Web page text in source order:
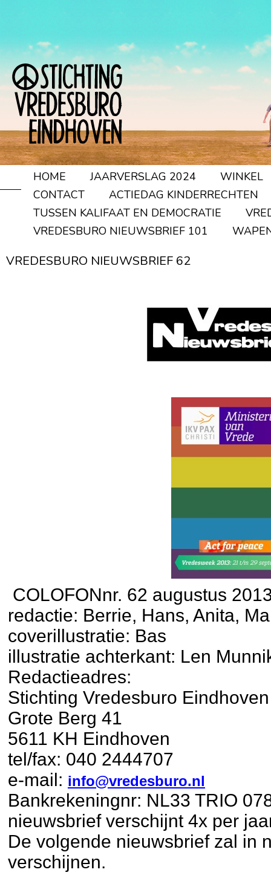
HOME JAARVERSLAG 2024
WINKEL
CONTACT
ACTIEDAG KINDERRECHTEN
TUSSEN KALIFAAT EN DEMOCRATIE
VREDESBURO NIEUWSBRIEF 101
VREDESBURO NIEUWSBRIEF 62
COLOFONnr. 62 augustus
redactie: Berrie, Hans, Anita,
coverillustratie: Bas
illustratie achterkant: Len
Redactieadres:
Stichting Vredesburo Eindhoven
Grote Berg 41
5611 KH Eindhoven
tel/fax: 040 2444707
e-mail: info@vredesburo.nl
Bankrekeningnr: NL33 TRIO
nieuwsbrief verschijnt 4x per
De volgende nieuwsbrief zal in
verschijnen.